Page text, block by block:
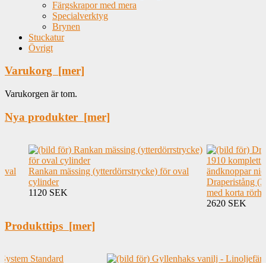
Färgskrapor med mera
Specialverktyg
Brynen
Stuckatur
Övrigt
Varukorg [mer]
Varukorgen är tom.
Nya produkter [mer]
Rankan mässing (ytterdörrstrycke) för oval
cylinder
1120 SEK
Draperistång
med korta
2620 SEK
Produkttips [mer]